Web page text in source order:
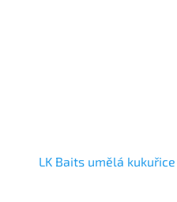
LK Baits umělá